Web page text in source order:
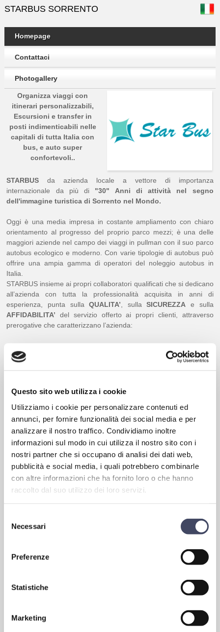
Questo sito web utilizza i cookie
Utilizziamo i cookie per personalizzare contenuti ed
annunci, per fornire funzionalità dei social media e per
analizzare il nostro traffico. Condividiamo inoltre
informazioni sul modo in cui utilizza il nostro sito con i
nostri partner che si occupano di analisi dei dati web,
pubblicità e social media, i quali potrebbero combinarle
con altre informazioni che ha fornito loro o che hanno
raccolto dal suo utilizzo dei loro servizi.
delNecessari
Preferenze
Statistiche
Marketing
STARBUS SORRENTO
Homepage
Contattaci
Photogallery
Organizza viaggi con
itinerari personalizzabili,
Escursioni e transfer in
posti indimenticabili nelle
capitali di tutta Italia con
bus, e auto super
confortevoli..
STARBUS
da azienda locale a vettore di importanza
internazionale da più di "30" Anni di attività nel segno
dell'immagine turistica di Sorrento nel Mondo.
Oggi è una media impresa in costante ampliamento con chiaro
orientamento al progresso del proprio parco mezzi; è una delle
maggiori aziende nel campo dei viaggi in pullman con il suo parco
autobus ecologico e moderno. Con varie tipologie di autobus può
offrire una ampia gamma di operatori del noleggio autobus in
Italia.
STARBUS insieme ai propri collaboratori qualificati che si dedicano
all’azienda con tutta la professionalità acquisita in anni di
esperienza, punta sullaQUALITA’ , sullaSICUREZZA e sulla
AFFIDABILITA’ del servizio offerto ai propri clienti, attraverso
prerogative che caratterizzano l’azienda:
MANUTENZIONE AUTOBUS GIORNALIERA;
GARANZIE DELLE OFFICINE MERCEDES EVO BUS-VOLVO
E MAN PER LE PARTI MECCANICHE ED ELETTRICHE;
ASSISTENZA 24 ORE FORNITA DALLE CASE
COSTRUTTRICI;
LA VELOCITA’ DEGLI AUTOBUS È REGOLATA DA
CRONOTACHIGRAFI DIGITALI E LIMITATORE DI VELOCITA’ A
Mezzi dotati dei più aggiornati sistemi di sicurezza.
Oltre all'impatto ambientale, un'altro aspetto cui Starbus tiene
moltissimo è la sicurezza. Autobus nuovi significa autobus più